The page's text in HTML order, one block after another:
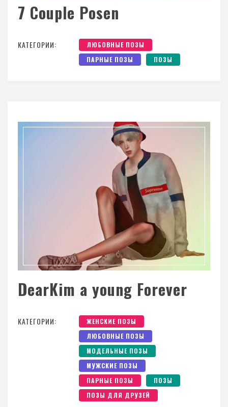
7 Couple Posen
КАТЕГОРИИ:
ЛЮБОВНЫЕ ПОЗЫ
ПАРНЫЕ ПОЗЫ
ПОЗЫ
DearKim a young Forever
КАТЕГОРИИ:
ЖЕНСКИЕ ПОЗЫ
ЛЮБОВНЫЕ ПОЗЫ
МОДЕЛЬНЫЕ ПОЗЫ
МУЖСКИЕ ПОЗЫ
ПАРНЫЕ ПОЗЫ
ПОЗЫ
ПОЗЫ ДЛЯ ДРУЗЕЙ